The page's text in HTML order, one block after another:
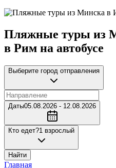
Пляжные туры из
в Рим на автобусе
Выберите город отправления
Даты05.08.2026 - 12.08.2026
Кто едет?1 взрослый
Найти
Главная